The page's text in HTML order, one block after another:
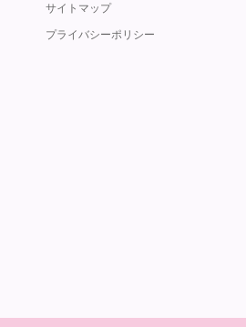
サイトマップ
プライバシーポリシー